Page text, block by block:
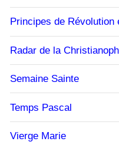
Principes de
Radar de la
Semaine Sainte
Temps Pascal
Vierge Marie